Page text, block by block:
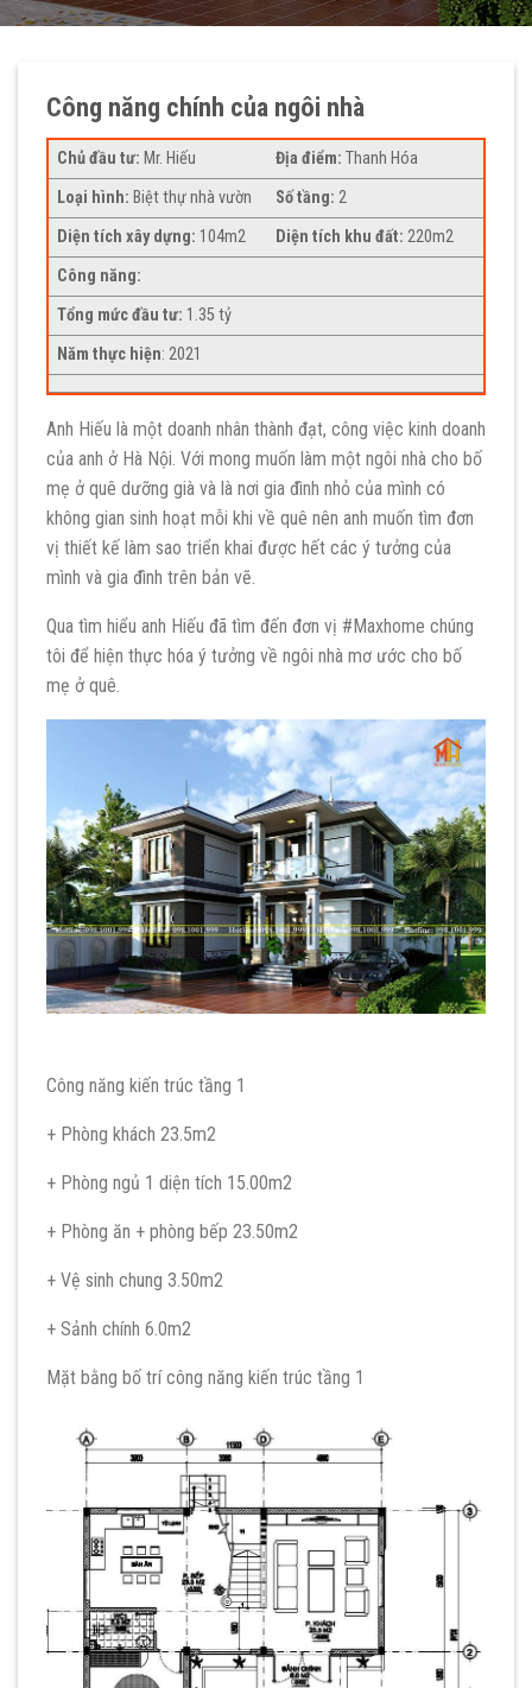
Công năng chính của ngôi nhà
Chủ đầu tư: Mr. Hiếu Địa điểm:Thanh Hóa
Loại hình: Biệt thự nhà vườn Số tầng: 2
Diện tích xây dựng: 104m2 Diện tích khu đất:220m2
Công năng:
Tổng mức đầu tư: 1.35 tỷ
Năm thực hiện: 2021
Anh Hiếu là một doanh nhân thành đạt, công việc kinh doanh
của anh ở Hà Nội. Với mong muốn làm một ngôi nhà cho bố
mẹ ở quê dưỡng già và là nơi gia đình nhỏ của mình có
không gian sinh hoạt mỗi khi về quê nên anh muốn tìm đơn
vị thiết kế làm sao triển khai được hết các ý tưởng của
mình và gia đình trên bản vẽ.
Qua tìm hiểu anh Hiếu đã tìm đến đơn vị #Maxhome chúng
tôi để hiện thực hóa ý tưởng về ngôi nhà mơ ước cho bố
mẹ ở quê.
Công năng kiến trúc tầng 1
+ Phòng khách 23.5m2
+ Phòng ngủ 1 diện tích 15.00m2
+ Phòng ăn + phòng bếp 23.50m2
+ Vệ sinh chung 3.50m2
+ Sảnh chính 6.0m2
Mặt bằng bố trí công năng kiến trúc tầng 1